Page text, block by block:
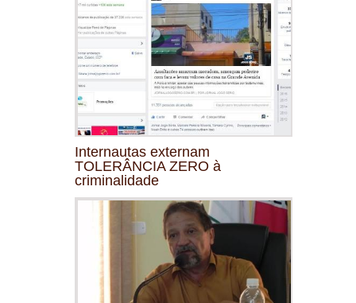
Internautas externam
TOLERÂNCIA ZERO à
criminalidade